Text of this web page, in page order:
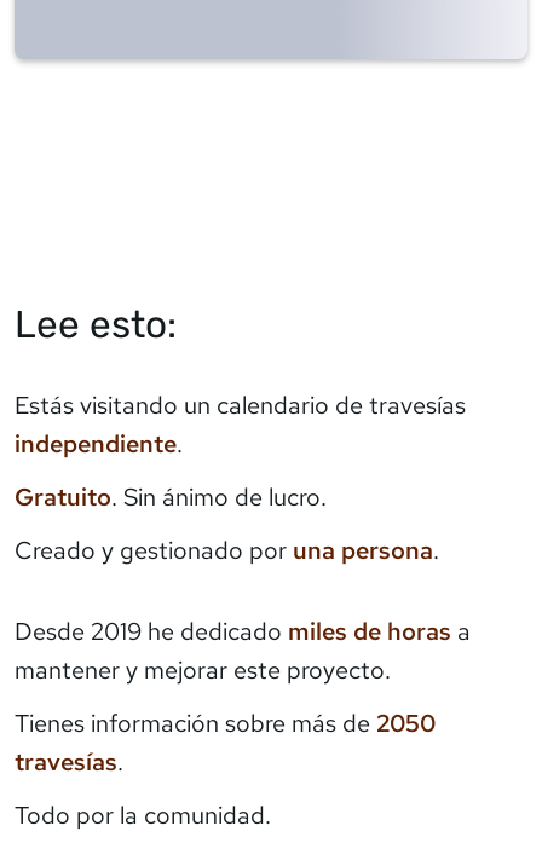
Lee esto:
Estás visitando un calendario de travesías
independiente.
Gratuito. Sin ánimo de lucro.
Creado y gestionado por una persona.
Desde 2019 he dedicado miles de horas a
mantener y mejorar este proyecto.
Tienes información sobre más de 2050
travesías.
Todo por la comunidad.